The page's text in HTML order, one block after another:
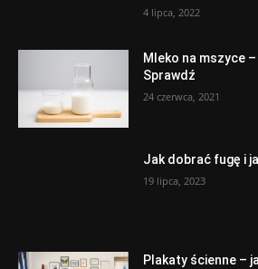
4 lipca, 2022
Mleko na mszyce
Sprawdź
24 czerwca, 2021
Jak dobrać fugę i
19 lipca, 2023
Plakaty ścienne –